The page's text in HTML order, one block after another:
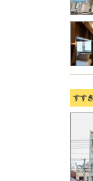
すす